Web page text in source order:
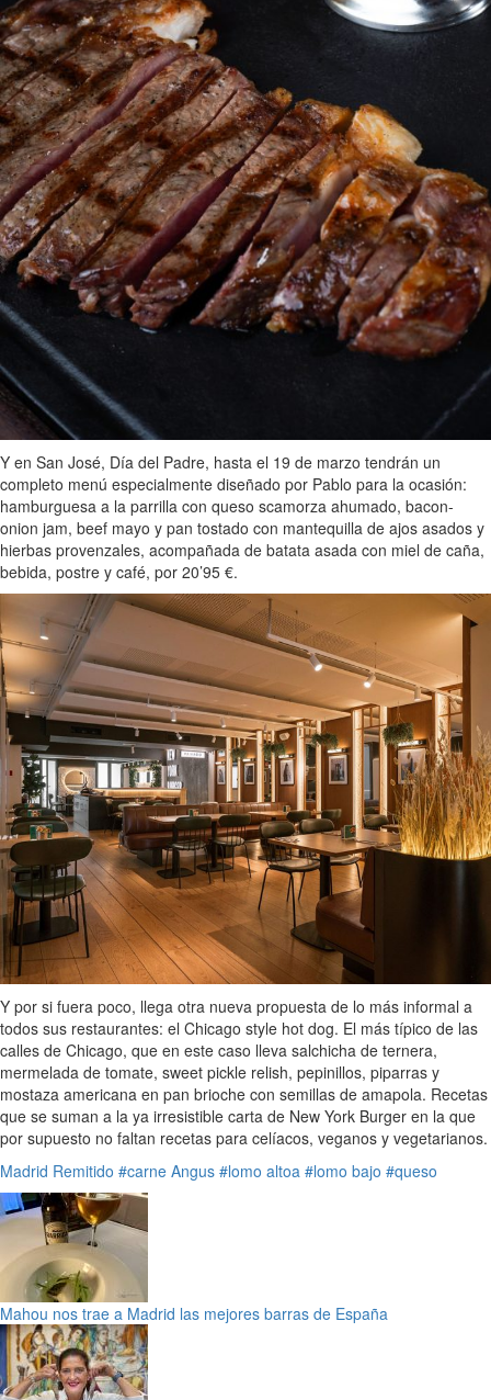
Y en San José, Día del Padre, hasta el 19 de marzo tendrán un
completo menú especialmente diseñado por Pablo para la ocasión:
hamburguesa a la parrilla con queso scamorza ahumado, bacon-
onion jam, beef mayo y pan tostado con mantequilla de ajos asados y
hierbas provenzales, acompañada de batata asada con miel de caña,
bebida, postre y café, por 20’95 €.
Y por si fuera poco, llega otra nueva propuesta de lo más informal a
todos sus restaurantes: el Chicago style hot dog. El más típico de las
calles de Chicago, que en este caso lleva salchicha de ternera,
mermelada de tomate, sweet pickle relish, pepinillos, piparras y
mostaza americana en pan brioche con semillas de amapola. Recetas
que se suman a la ya irresistible carta de New York Burger en la que
por supuesto no faltan recetas para celíacos, veganos y vegetarianos.
Madrid Remitido #carne Angus #lomo altoa #lomo bajo #queso
Mahou nos trae a Madrid las mejores barras de España